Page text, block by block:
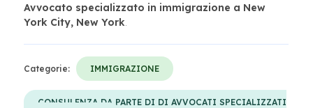
Avvocato specializzato in immigrazione a New
York City, New York.
Categorie: IMMIGRAZIONE
CONSULENZA DA PARTE DI DI AVVOCATI SPECIALIZZATI